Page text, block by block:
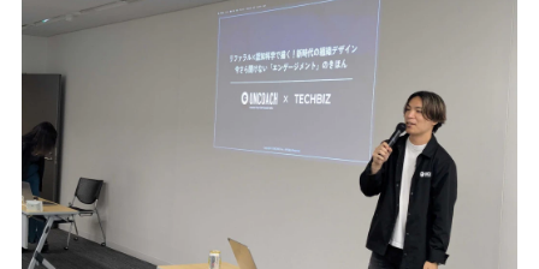
件
き
#
特